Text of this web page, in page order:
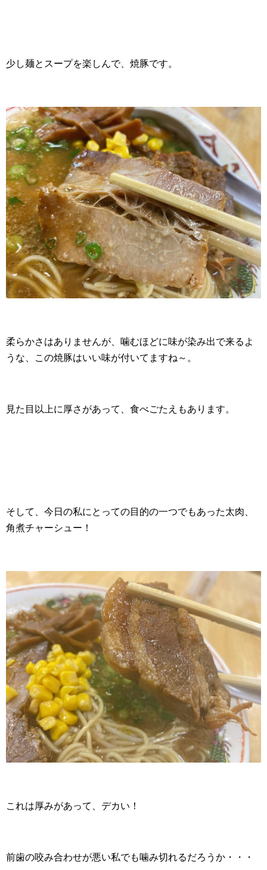
少し麺とスープを楽しんで、焼豚です。
柔らかさはありませんが、噛むほどに味が染み出で来るよ
うな、この焼豚はいい味が付いてますね～。
見た目以上に厚さがあって、食べごたえもあります。
そして、今日の私にとっての目的の一つでもあった太肉、
角煮チャーシュー！
これは厚みがあって、デカい！
前歯の咬み合わせが悪い私でも噛み切れるだろうか・・・